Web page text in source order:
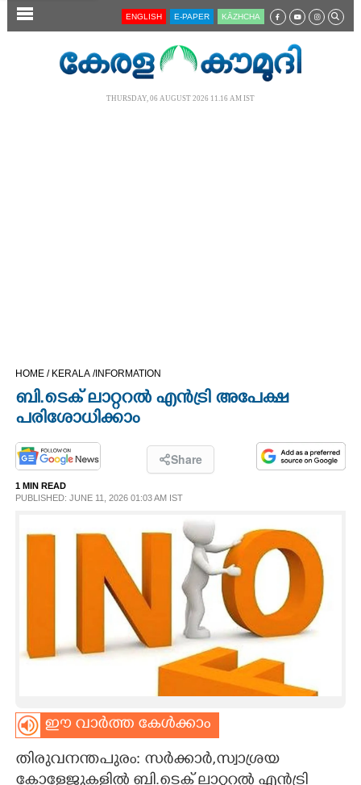
SECTIONS
CINEMA
OPINION
PHOTOS
ART
CARTOONS
ENGLISH E-PAPER KĀZHCHA
THURSDAY, 06 AUGUST 2026 11.16 AM IST
HOME / KERALA /INFORMATION
ബി.ടെക് ലാറ്ററൽ എൻട്രി അപേക്ഷ
പരിശോധിക്കാം
Share
1 MIN READ
PUBLISHED: JUNE 11, 2026 01:03 AM IST
ഈ വാർത്ത കേൾക്കാം
തിരുവനന്തപുരം: സർക്കാർ,സ്വാശ്രയ